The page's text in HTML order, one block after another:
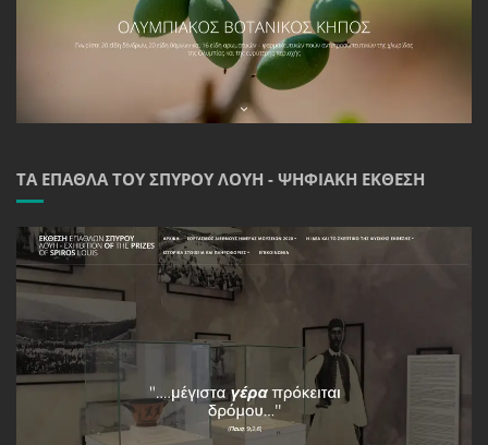
ΤΑ ΈΠΑΘΛΑ ΤΟΥ ΣΠΎΡΟΥ ΛΟΎΗ - ΨΗΦΙΑΚΉ ΈΚΘΕΣΗ